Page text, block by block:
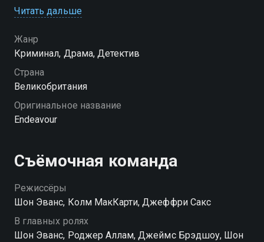
Посмотреть онлайн 4 сезон сериала Молодой Морс
качестве на Смотрёшке
Читать дальше
Жанр
Криминал, Драма, Детектив
Страна
Великобритания
Оригинальное название
Endeavour
Съёмочная команда
Режиссёры
Шон Эванс, Колм МакКарти, Джеффри Сакс
В главных ролях
Шон Эванс, Роджер Аллам, Джеймс Брэдшоу, Шон